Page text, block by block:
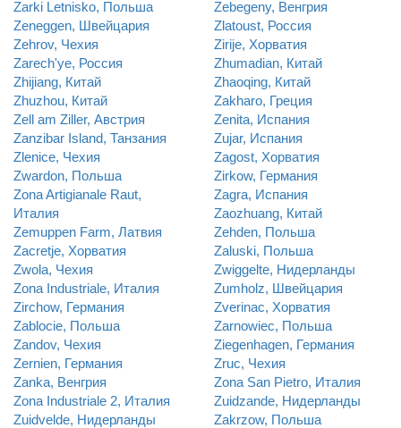
Zarki Letnisko, Польша
Zebegeny, Венгрия
Zeneggen, Швейцария
Zlatoust, Россия
Zehrov, Чехия
Zirije, Хорватия
Zarech'ye, Россия
Zhumadian, Китай
Zhijiang, Китай
Zhaoqing, Китай
Zhuzhou, Китай
Zakharo, Греция
Zell am Ziller, Австрия
Zenita, Испания
Zanzibar Island, Танзания
Zujar, Испания
Zlenice, Чехия
Zagost, Хорватия
Zwardon, Польша
Zirkow, Германия
Zona Artigianale Raut,
Италия
Zagra, Испания
Zaozhuang, Китай
Zemuppen Farm, Латвия
Zehden, Польша
Zacretje, Хорватия
Zaluski, Польша
Zwola, Чехия
Zwiggelte, Нидерланды
Zona Industriale, Италия
Zumholz, Швейцария
Zirchow, Германия
Zverinac, Хорватия
Zablocie, Польша
Zarnowiec, Польша
Zandov, Чехия
Ziegenhagen, Германия
Zernien, Германия
Zruc, Чехия
Zanka, Венгрия
Zona San Pietro, Италия
Zona Industriale 2, Италия
Zuidzande, Нидерланды
Zuidvelde, Нидерланды
Zakrzow, Польша